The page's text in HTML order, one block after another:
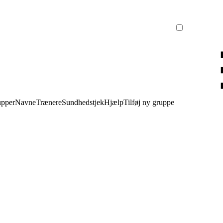
NavneTrænereSundhedstjekHjælpTilføj ny gruppe